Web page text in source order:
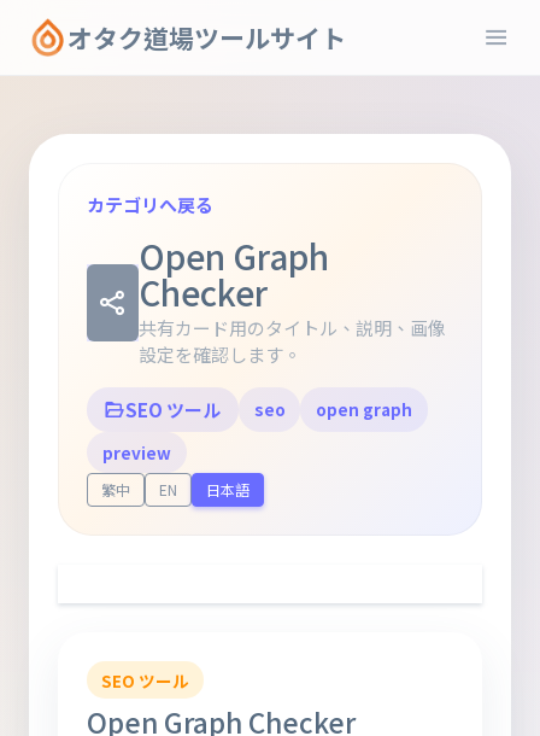
オタク道場ツールサイト
カテゴリへ戻る
Open Graph
Checker
共有カード用のタイトル、説明、画像
設定を確認します。
SEO ツール seo
open graph
preview
繁中 EN 日本語
SEO ツール
Open Graph Checker